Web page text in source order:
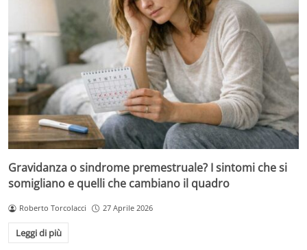
Gravidanza o sindrome premestruale? I sintomi che si
somigliano e quelli che cambiano il quadro
Roberto Torcolacci 27 Aprile 2026
Leggi di più